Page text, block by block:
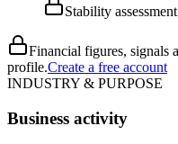
Stability
Financial figures, signals
profile.Create a free account
INDUSTRY & PURPOSE
Business activity